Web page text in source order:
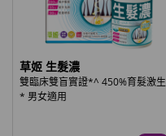
草姬 生髮濃
雙臨床雙盲實證*^ 450%育髮激生
* 男女適用